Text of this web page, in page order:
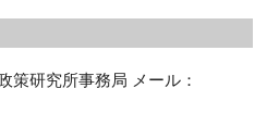
策研究所事務局 メール：